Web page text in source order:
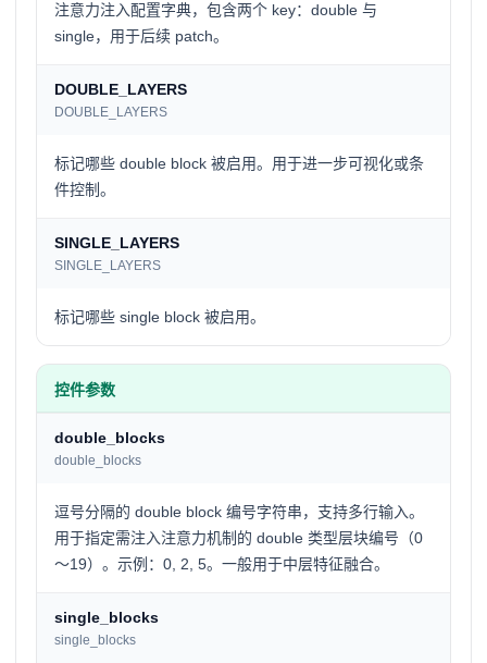
注意力注入配置字典，包含两个 key：double 与
single，用于后续 patch。
DOUBLE_LAYERS
DOUBLE_LAYERS
标记哪些 double block 被启用。用于进一步可视化或条
件控制。
SINGLE_LAYERS
SINGLE_LAYERS
标记哪些 single block 被启用。
控件参数
double_blocks
double_blocks
逗号分隔的 double block 编号字符串，支持多行输入。
用于指定需注入注意力机制的 double 类型层块编号（0
～19）。示例：0, 2, 5。一般用于中层特征融合。
single_blocks
single_blocks